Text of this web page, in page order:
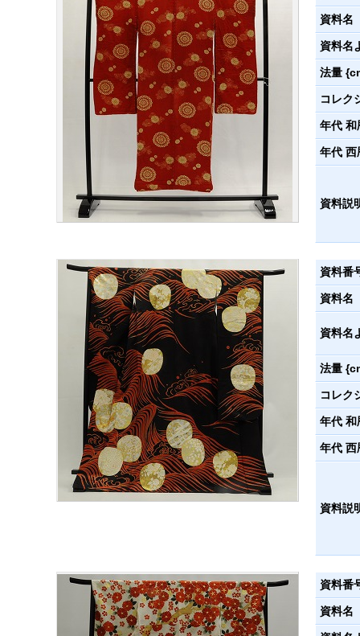
資料名
資料名
法量
コレク
年代 和
年代 西
資料説
資料番
資料名
資料名
法量
コレク
年代 和
年代 西
資料説
資料番
資料名